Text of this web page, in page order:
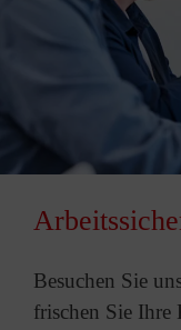
Besuchen Sie
frischen Sie Ihre